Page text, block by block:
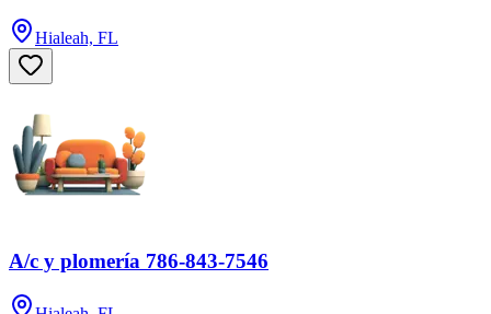
Hialeah, FL
A/c y plomería 786-843-7546